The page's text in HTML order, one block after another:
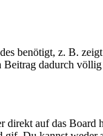
benötigt, z. B.
dadurch
auf das Board